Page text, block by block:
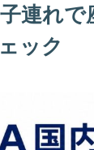
連れ
ック